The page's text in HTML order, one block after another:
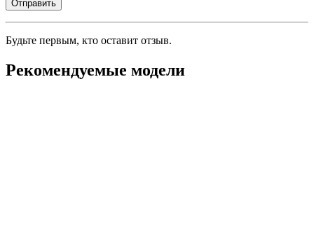
Будьте первым, кто оставит отзыв.
Рекомендуемые модели